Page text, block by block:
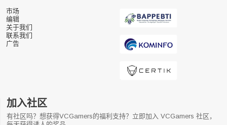
市场
编辑
关于我们
联系我们
广告
加入社区
有社区吗？想获得VCGamers的福利支持？立即加入 VCGamers 社区，